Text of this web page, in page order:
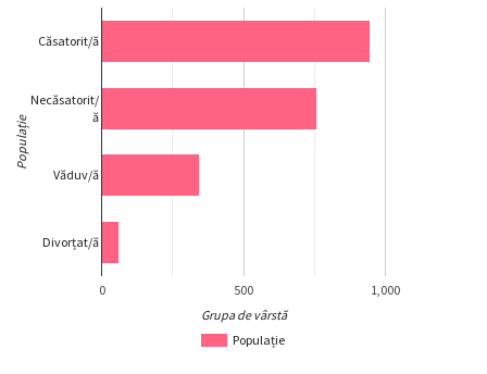
Populație
0 500 1,000
Căsatorit/ă
Necăsatorit/
ă
Văduv/ă
Divorțat/ă
Grupa de vârstă
Populație